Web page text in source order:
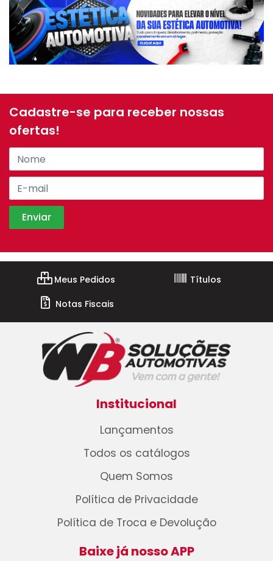
Cadastre-se para receber nossas
ofertas!
Meus Pedidos
Títulos
Notas Fiscais
Institucional
Lançamentos
Todos os catálogos
Quem Somos
Política de Privacidade
Política de Troca e Devolução
Baixe já nosso APP